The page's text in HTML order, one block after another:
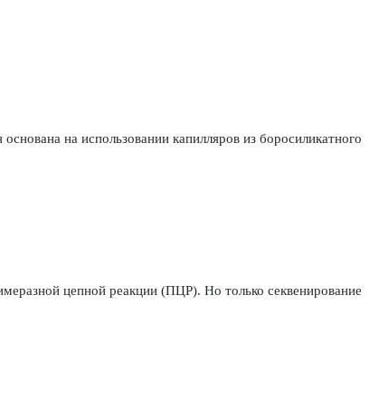
на использовании капилляров из боросиликатного
цепной реакции (ПЦР). Но только секвенирование